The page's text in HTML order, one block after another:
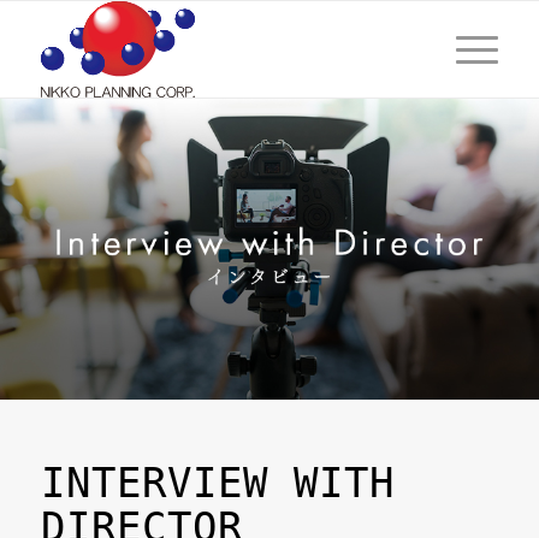
INTERVIEW WITH
DIRECTOR